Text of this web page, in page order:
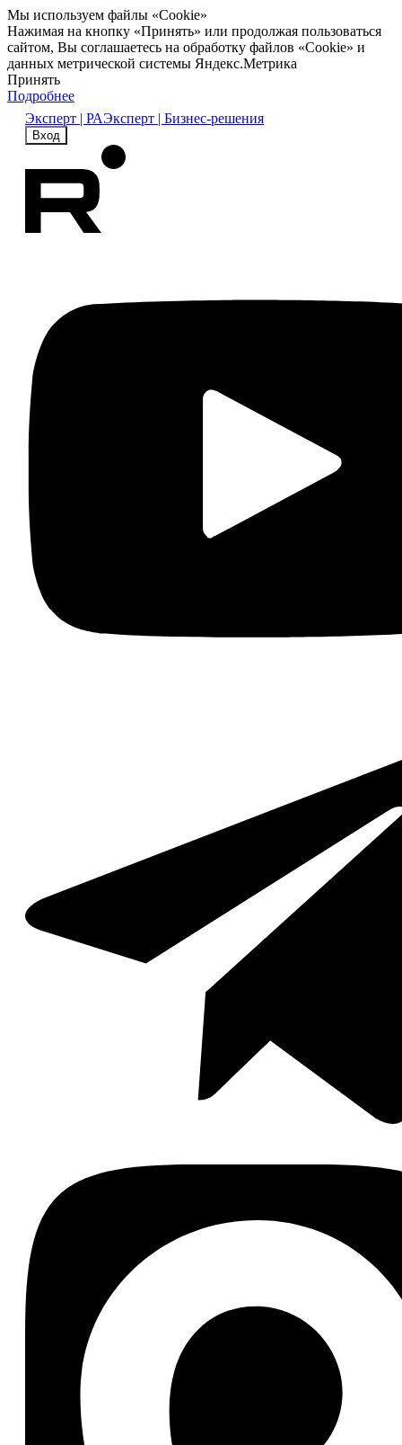
Мы используем файлы «Cookie»
Нажимая на кнопку «Принять» или продолжая пользоваться
сайтом, Вы соглашаетесь на обработку файлов «Cookie» и
данных метрической системы Яндекс.Метрика
Принять
Подробнее
Эксперт | РАЭксперт | Бизнес-решения
Вход